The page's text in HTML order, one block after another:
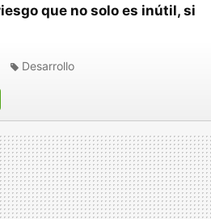
que no solo es inútil, si
Desarrollo